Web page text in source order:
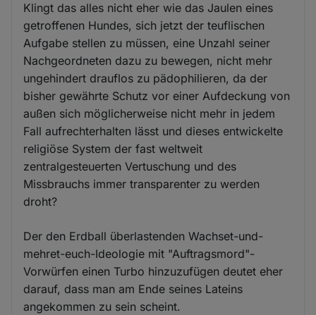
Klingt das alles nicht eher wie das Jaulen eines
getroffenen Hundes, sich jetzt der teuflischen
Aufgabe stellen zu müssen, eine Unzahl seiner
Nachgeordneten dazu zu bewegen, nicht mehr
ungehindert drauflos zu pädophilieren, da der
bisher gewährte Schutz vor einer Aufdeckung von
außen sich möglicherweise nicht mehr in jedem
Fall aufrechterhalten lässt und dieses entwickelte
religiöse System der fast weltweit
zentralgesteuerten Vertuschung und des
Missbrauchs immer transparenter zu werden
droht?
Der den Erdball überlastenden Wachset-und-
mehret-euch-Ideologie mit "Auftragsmord"-
Vorwürfen einen Turbo hinzuzufügen deutet eher
darauf, dass man am Ende seines Lateins
angekommen zu sein scheint.